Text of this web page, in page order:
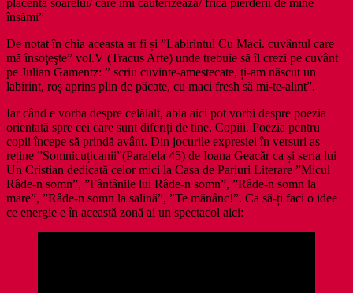
placenta soarelui/ care îmi cauterizează/ frica pierderii de mine
însămi”
De notat în chia aceasta ar fi și ”Labirintul Cu Maci. cuvântul care
mă însoţeşte” vol.V (Tracus Arte) unde trebuie să îl crezi pe cuvânt
pe Julian Gamentz: ” scriu cuvinte-amestecate, ți-am născut un
labirint, roș aprins plin de păcate, cu maci fresh să mi-te-alint”.
Iar când e vorba despre celălalt, abia aici pot vorbi despre poezia
orientată spre cei care sunt diferiți de tine. Copiii. Poezia pentru
copii începe să prindă avânt. Din jocurile expresiei în versuri aș
reține ”Somnicuțicanii”(Paralela 45) de Ioana Geacăr ca și seria lui
Un Cristian dedicată celor mici la Casa de Pariuri Literare ”Micul
Râde-n somn”, ”Fântânile lui Râde-n somn”, ”Râde-n somn la
mare”, ”Râde-n somn la salină”, ”Te mănânc!”. Ca să-ți faci o idee
ce energie e în această zonă ai un spectacol aici: